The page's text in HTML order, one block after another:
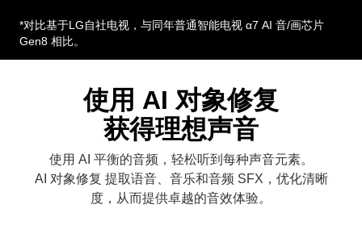
*对比基于LG自社电视，与同年普通智能电视 α7 AI 音/画芯片
Gen8 相比。
使用 AI 对象修复
获得理想声音
使用 AI 平衡的音频，轻松听到每种声音元素。
AI 对象修复 提取语音、音乐和音频 SFX，优化清晰
度，从而提供卓越的音效体验。